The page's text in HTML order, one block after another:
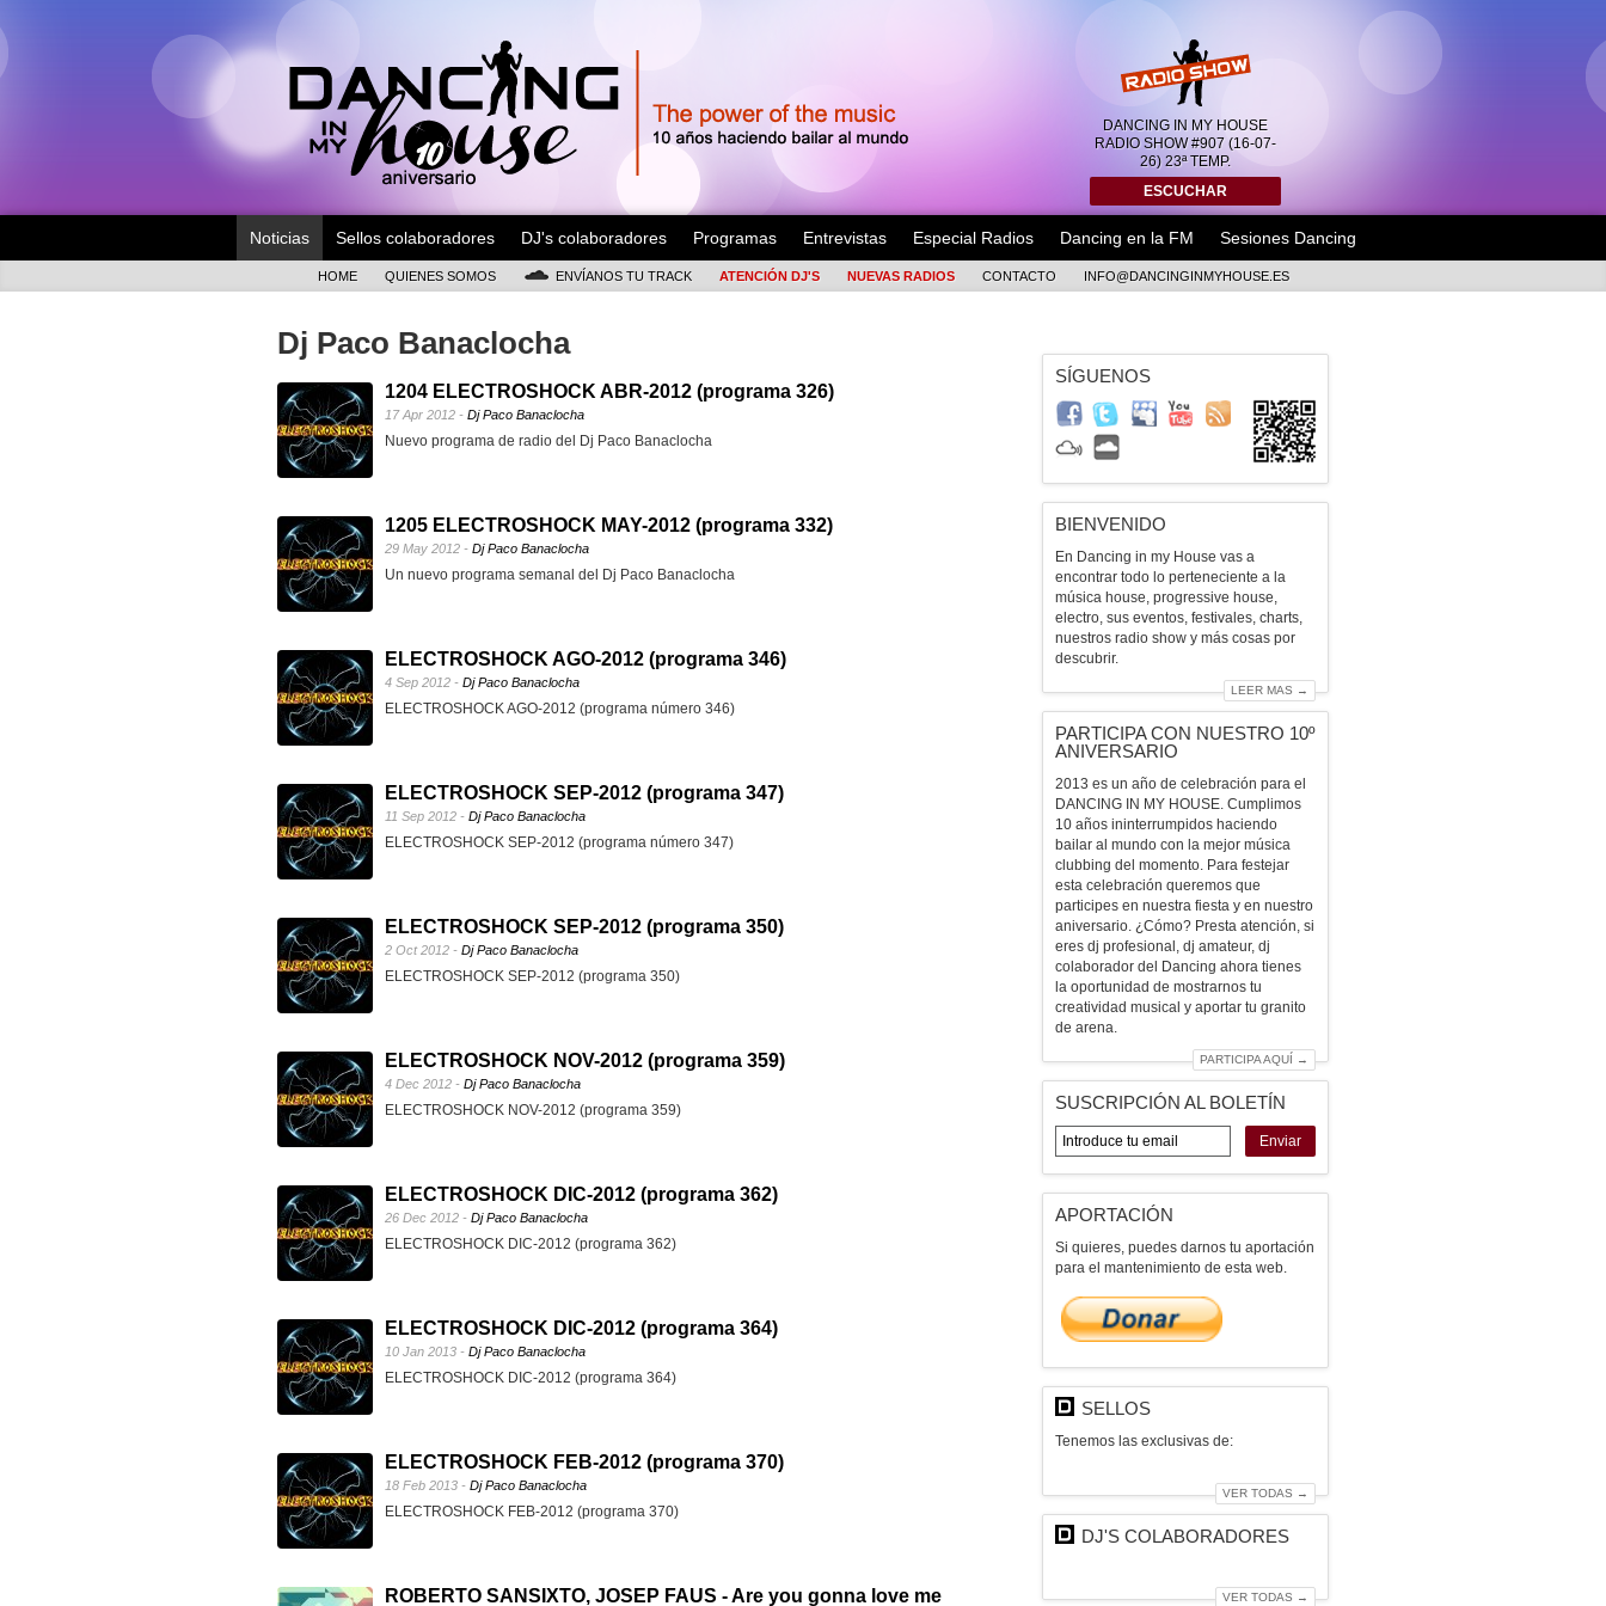
DANCING IN MY HOUSE
RADIO SHOW #907 (16-07-
26) 23ª TEMP.
ESCUCHAR
Noticias Sellos colaboradores DJ's colaboradores Programas Entrevistas Especial Radios Dancing en la FM Sesiones Dancing
HOME QUIENES SOMOS ENVÍANOS TU TRACK ATENCIÓN DJ'S NUEVAS RADIOS CONTACTO INFO@DANCINGINMYHOUSE.ES
Dj Paco Banaclocha
1204 ELECTROSHOCK ABR-2012 (programa 326)
17 Apr 2012 - Dj Paco Banaclocha
Nuevo programa de radio del Dj Paco Banaclocha
1205 ELECTROSHOCK MAY-2012 (programa 332)
29 May 2012 - Dj Paco Banaclocha
Un nuevo programa semanal del Dj Paco Banaclocha
ELECTROSHOCK AGO-2012 (programa 346)
4 Sep 2012 - Dj Paco Banaclocha
ELECTROSHOCK AGO-2012 (programa número 346)
ELECTROSHOCK SEP-2012 (programa 347)
11 Sep 2012 - Dj Paco Banaclocha
ELECTROSHOCK SEP-2012 (programa número 347)
ELECTROSHOCK SEP-2012 (programa 350)
2 Oct 2012 - Dj Paco Banaclocha
ELECTROSHOCK SEP-2012 (programa 350)
ELECTROSHOCK NOV-2012 (programa 359)
4 Dec 2012 - Dj Paco Banaclocha
ELECTROSHOCK NOV-2012 (programa 359)
ELECTROSHOCK DIC-2012 (programa 362)
26 Dec 2012 - Dj Paco Banaclocha
ELECTROSHOCK DIC-2012 (programa 362)
ELECTROSHOCK DIC-2012 (programa 364)
10 Jan 2013 - Dj Paco Banaclocha
ELECTROSHOCK DIC-2012 (programa 364)
ELECTROSHOCK FEB-2012 (programa 370)
18 Feb 2013 - Dj Paco Banaclocha
ELECTROSHOCK FEB-2012 (programa 370)
ROBERTO SANSIXTO, JOSEP FAUS - Are you gonna love me
SÍGUENOS
BIENVENIDO
En Dancing in my House vas a
encontrar todo lo perteneciente a la
música house, progressive house,
electro, sus eventos, festivales, charts,
nuestros radio show y más cosas por
descubrir.
LEER MAS →
PARTICIPA CON NUESTRO 10º
ANIVERSARIO
2013 es un año de celebración para el
DANCING IN MY HOUSE. Cumplimos
10 años ininterrumpidos haciendo
bailar al mundo con la mejor música
clubbing del momento. Para festejar
esta celebración queremos que
participes en nuestra fiesta y en nuestro
aniversario. ¿Cómo? Presta atención, si
eres dj profesional, dj amateur, dj
colaborador del Dancing ahora tienes
la oportunidad de mostrarnos tu
creatividad musical y aportar tu granito
de arena.
PARTICIPA AQUÍ →
SUSCRIPCIÓN AL BOLETÍN
Enviar
APORTACIÓN
Si quieres, puedes darnos tu aportación
para el mantenimiento de esta web.
SELLOS
Tenemos las exclusivas de:
VER TODAS →
DJ'S COLABORADORES
VER TODAS →